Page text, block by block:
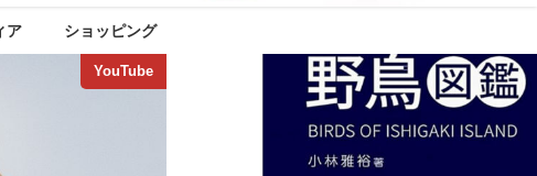
ア ショッピング
YouTube